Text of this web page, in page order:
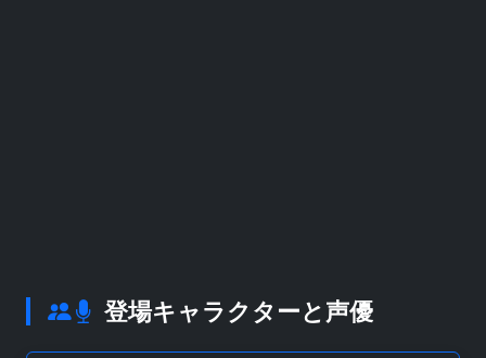
登場キャラクターと声優